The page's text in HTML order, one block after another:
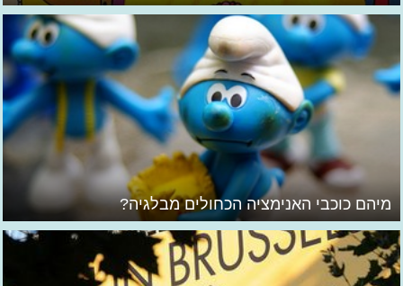
מיהם כוכבי האנימציה הכחולים מבלגיה?